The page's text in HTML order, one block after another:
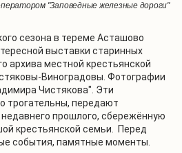
"Заповедные железные дороги"
сезона в тереме Асташово
выставки старинных
архива местной крестьянской
Виноградовы. Фотографии
Чистякова". Эти
трогательны, передают
прошлого, сбережённую
крестьянской семьи. Перед
события, памятные моменты.